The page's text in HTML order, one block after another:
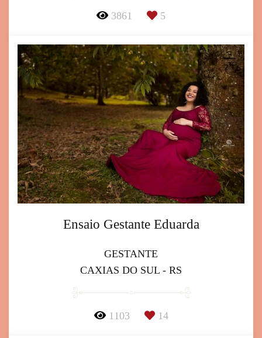
3861 5
Ensaio Gestante Eduarda
GESTANTE
CAXIAS DO SUL - RS
1103 14